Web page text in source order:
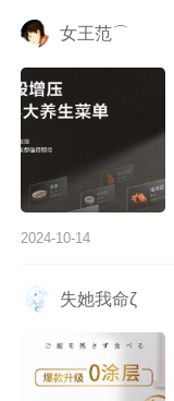
女王范⌒
2024-10-14
失她我命ζ